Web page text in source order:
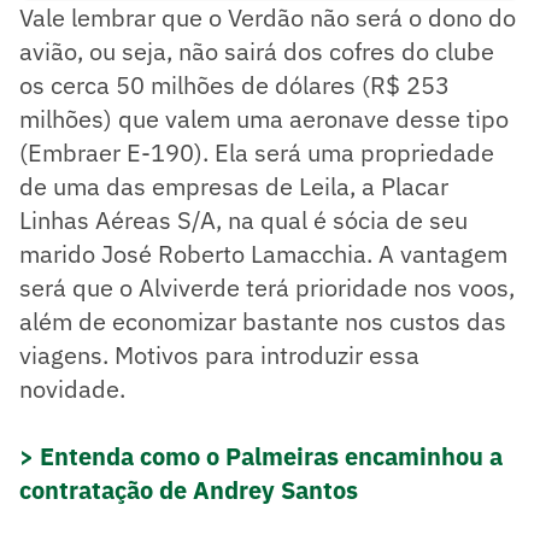
Vale lembrar que o Verdão não será o dono do
avião, ou seja, não sairá dos cofres do clube
os cerca 50 milhões de dólares (R$ 253
milhões) que valem uma aeronave desse tipo
(Embraer E-190). Ela será uma propriedade
de uma das empresas de Leila, a Placar
Linhas Aéreas S/A, na qual é sócia de seu
marido José Roberto Lamacchia. A vantagem
será que o Alviverde terá prioridade nos voos,
além de economizar bastante nos custos das
viagens. Motivos para introduzir essa
novidade.
> Entenda como o Palmeiras encaminhou a
contratação de Andrey Santos